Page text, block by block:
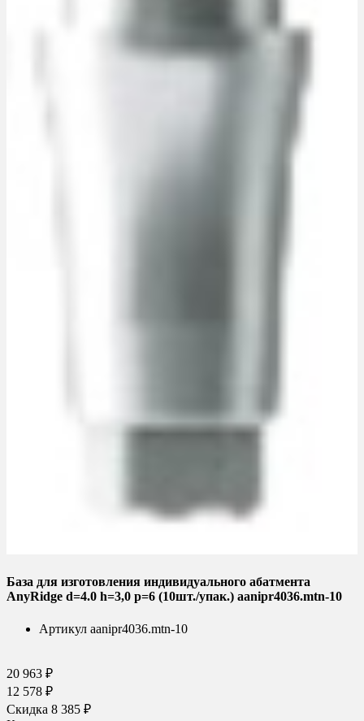
База для изготовления индивидуального абатмента
AnyRidge d=4.0 h=3,0 p=6 (10шт./упак.) aanipr4036.mtn-10
Артикул aanipr4036.mtn-10
20 963 ₽
12 578 ₽
Скидка 8 385 ₽